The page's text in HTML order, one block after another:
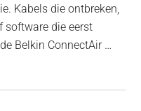
Kabels die ontbreken,
software die eerst
Belkin ConnectAir …